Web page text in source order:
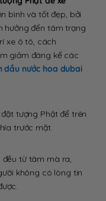
bình và tốt đẹp, bởi
hưởng đến tâm trạng
xe ô tô, cách
giảm đáng kể các
dầu nước hoa dubai
tượng Phật để trên
trước mặt.
đều từ tâm mà ra,
không có lòng tin